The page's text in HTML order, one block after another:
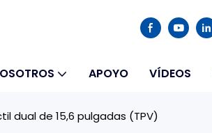
APOYO VÍDEOS
dual de 15,6 pulgadas (TPV)